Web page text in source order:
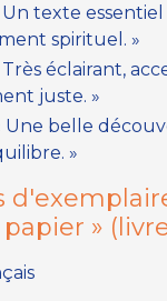
« Un texte
spirituel. »
« Très éclairant,
juste. »
« Une belle
»
»